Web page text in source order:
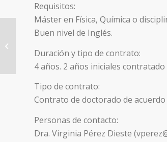
Requisitos:
Máster en Física, Química o
Buen nivel de Inglés.
Duración y tipo de contrato:
4 años. 2 años iniciales
Tipo de contrato:
Contrato de doctorado de acuerdo
Personas de contacto:
Dra. Virginia Pérez Dieste
“La Caixa”-Severo Ochoa Becas Pre-
Doctorales